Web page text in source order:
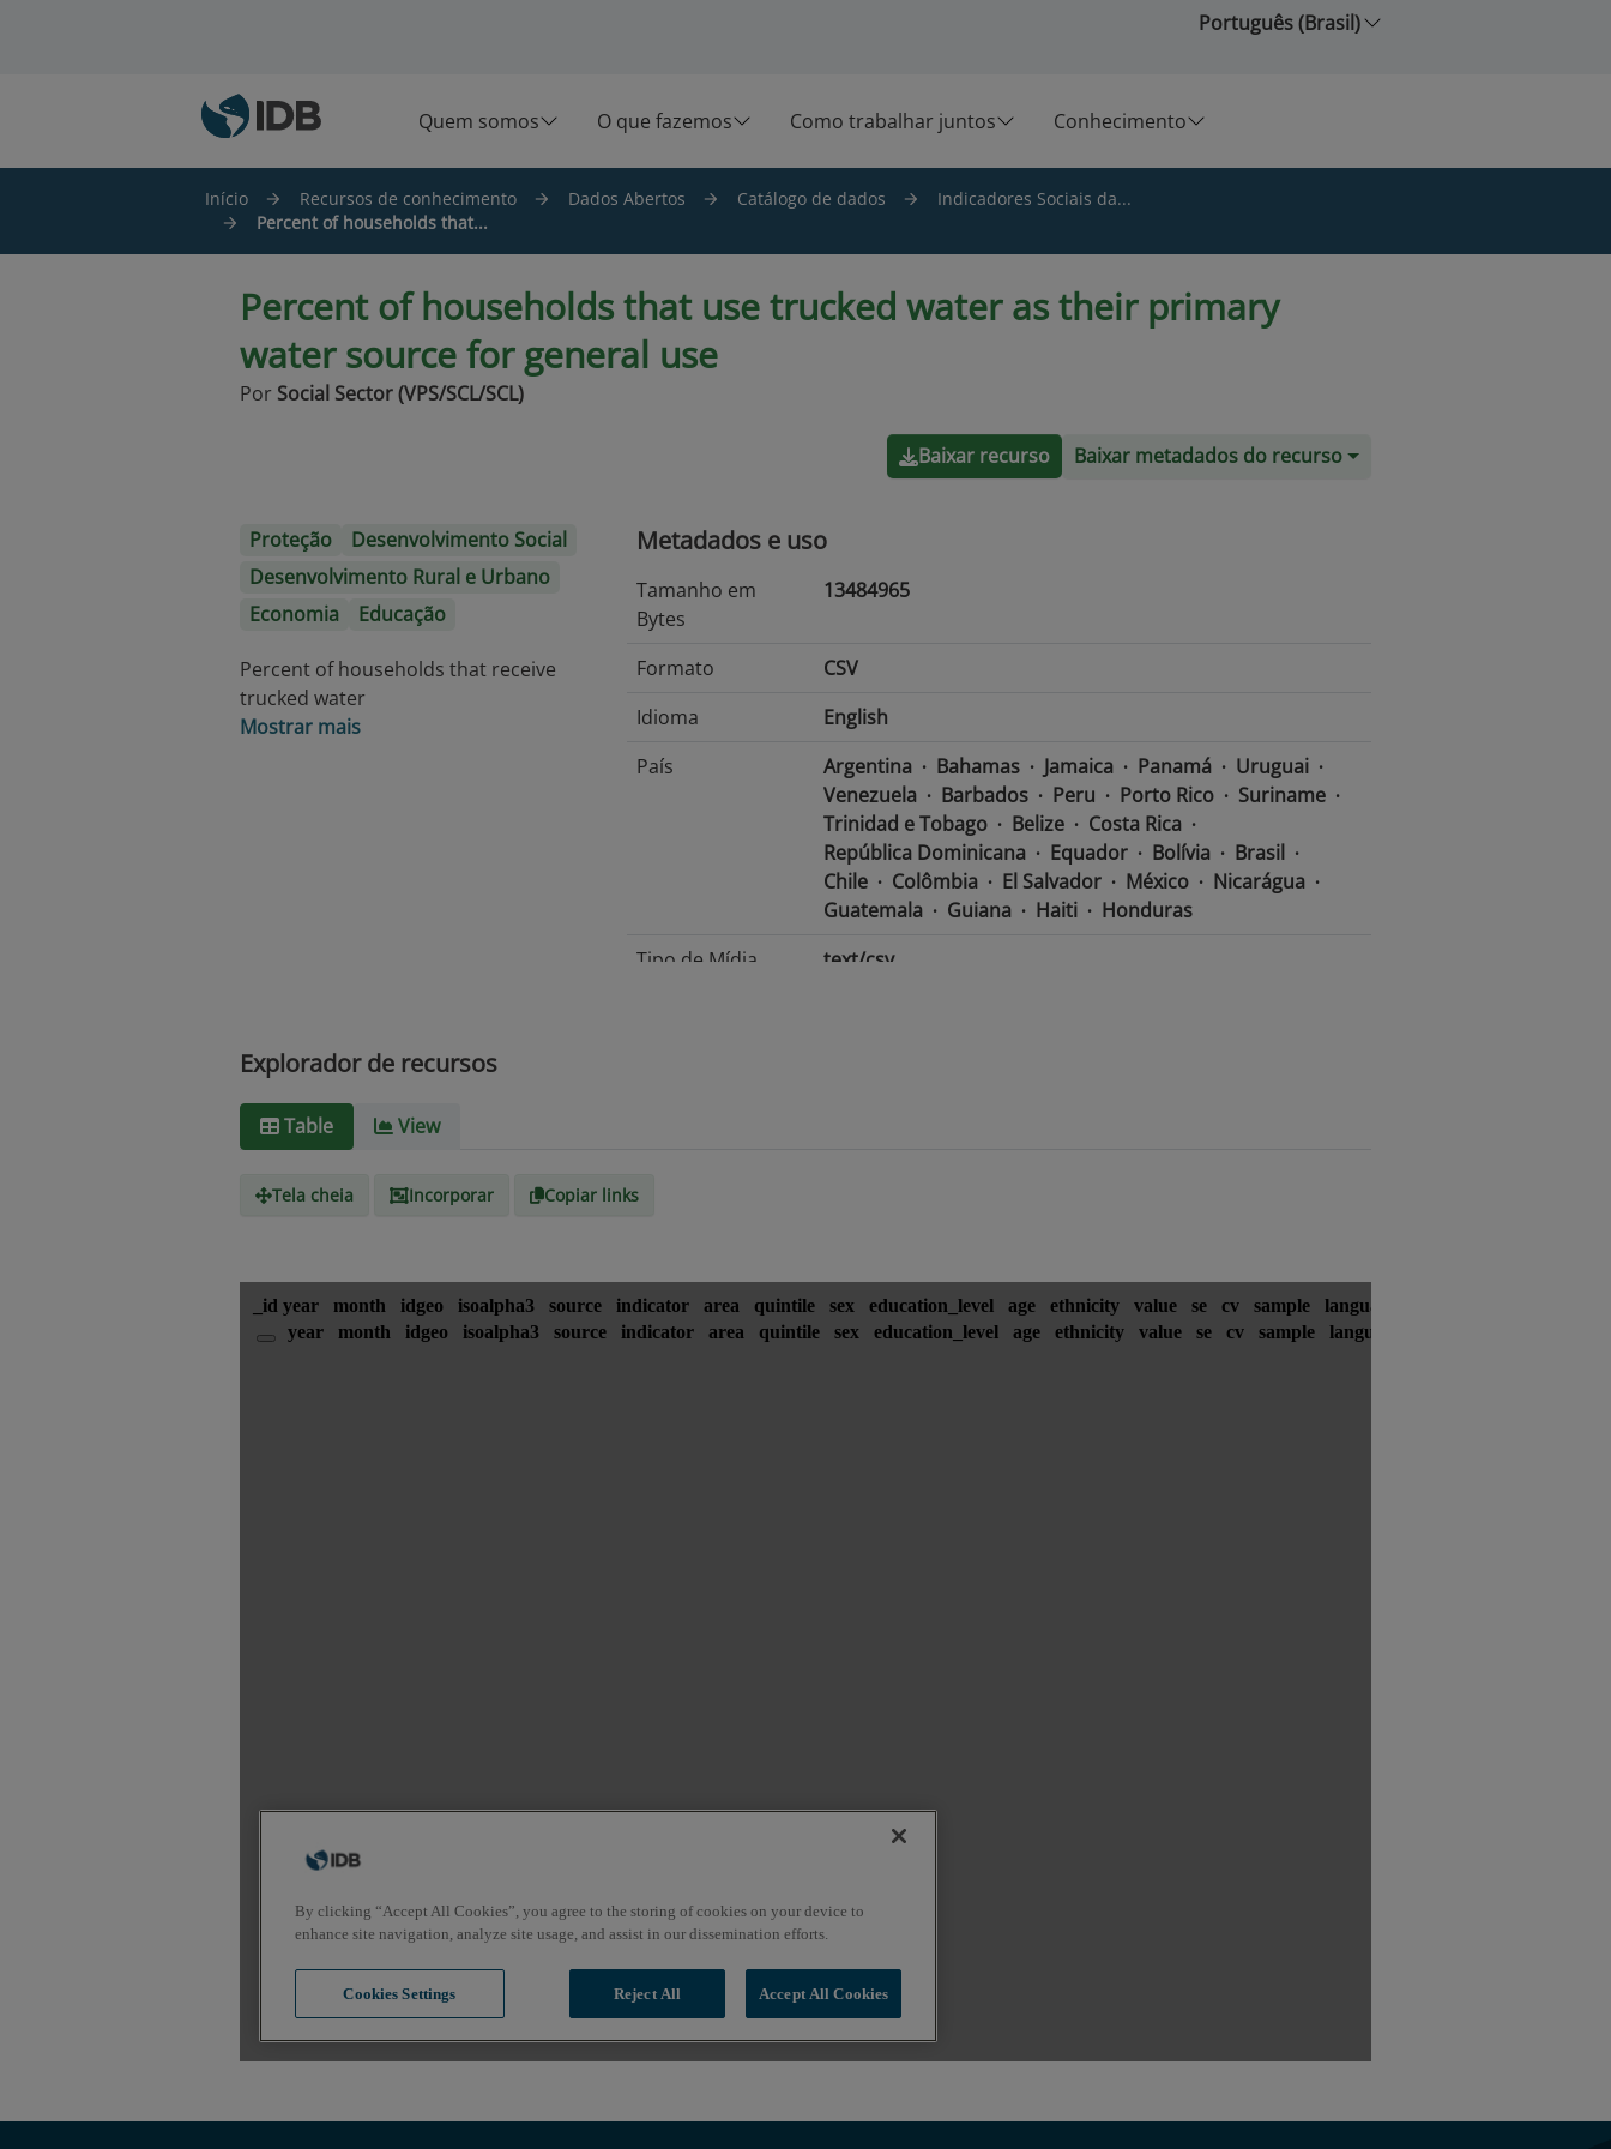
Português (Brasil)
Quem somos O que fazemos Como trabalhar juntos Conhecimento
Início Recursos de conhecimento Dados Abertos Catálogo de dados
Indicadores Sociais da...
Percent of households that...
Percent of households that use trucked water as their primary
water source for general use
Por Social Sector (VPS/SCL/SCL)
Baixar recurso Baixar metadados do recurso
Proteção
Desenvolvimento Social
Desenvolvimento Rural e Urbano
Economia
Educação
Percent of households that receive
trucked water
Mostrar mais
Metadados e uso
Tamanho em
Bytes
13484965
Formato
CSV
Idioma
English
País
Argentina Bahamas Jamaica Panamá
Uruguai
Venezuela
Barbados Peru Porto Rico
Suriname
Trinidad e Tobago
Belize
Costa Rica
República Dominicana
Equador Bolívia
Brasil
Chile
Colômbia El Salvador México
Nicarágua
Guatemala
Guiana Haiti
Honduras
Tipo de Mídia
text/csv
Explorador de recursos
Table View
Tela cheia Incorporar Copiar links